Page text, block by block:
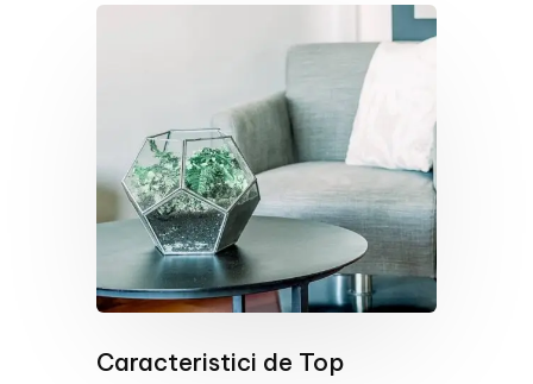
Caracteristici de Top